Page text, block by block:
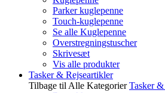
Parker kuglepenne
Touch-kuglepenne
Se alle Kuglepenne
Overstregningstuscher
Skrivesæt
Vis alle produkter
Tasker & Rejseartikler
Tilbage til Alle Kategorier Tasker